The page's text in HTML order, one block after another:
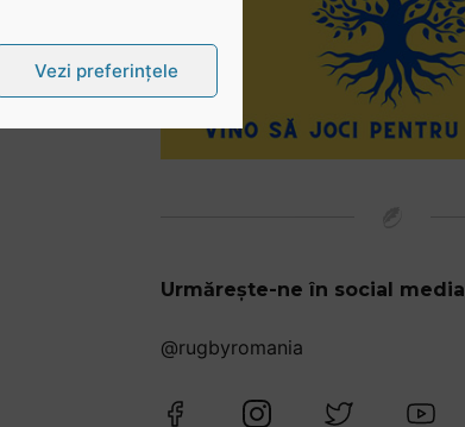
Vezi preferințele
Urmărește-ne în social media
@rugbyromania